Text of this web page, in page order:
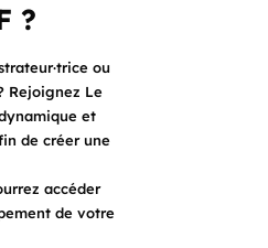
?
ou
Rejoignez Le
et
de créer une
accéder
de votre